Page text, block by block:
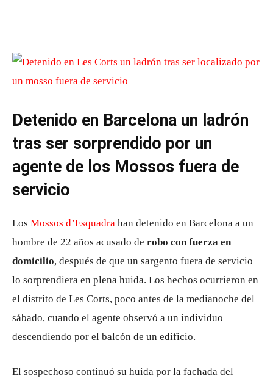
Detenido en Barcelona un ladrón
tras ser sorprendido por un
agente de los Mossos fuera de
servicio
Los Mossos d’Esquadra han detenido en Barcelona a un
hombre de 22 años acusado de robo con fuerza en
domicilio, después de que un sargento fuera de servicio
lo sorprendiera en plena huida. Los hechos ocurrieron en
el distrito de Les Corts, poco antes de la medianoche del
sábado, cuando el agente observó a un individuo
descendiendo por el balcón de un edificio.
El sospechoso continuó su huida por la fachada del